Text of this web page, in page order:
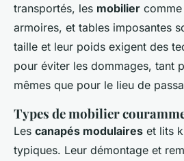
transportés, les mobilier
armoires, et tables imposantes
taille et leur poids exigent des
pour éviter les dommages, tant
mêmes que pour le lieu de
Types de mobilier
Les canapés modulaires et lits
typiques. Leur démontage et